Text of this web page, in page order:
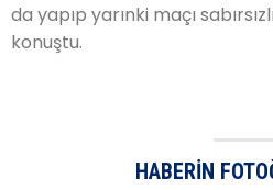
da yapıp yarınki maçı
konuştu.
HABERIN